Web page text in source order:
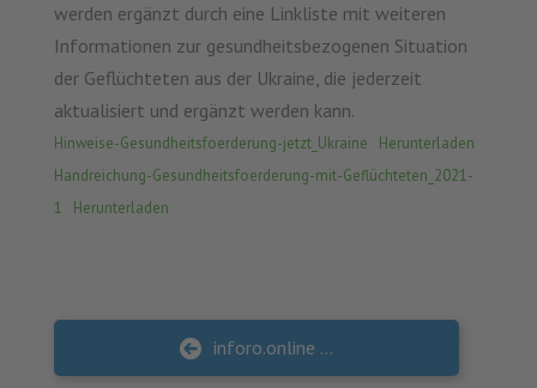
werden ergänzt durch eine Linkliste mit weiteren
Informationen zur gesundheitsbezogenen Situation
der Geflüchteten aus der Ukraine, die jederzeit
aktualisiert und ergänzt werden kann.
Hinweise-Gesundheitsfoerderung-jetzt_Ukraine
Herunterladen
Handreichung-Gesundheitsfoerderung-mit-Geflüchteten_2021-
1
Herunterladen
inforo.online Relaunch